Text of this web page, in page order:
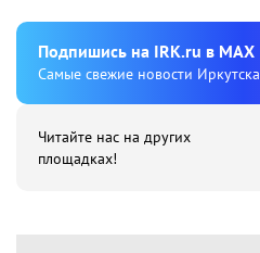
Подпишиcь на IRK.ru в MAX
Cамые свежие новости Иркутска
Читайте нас на других
площадках!